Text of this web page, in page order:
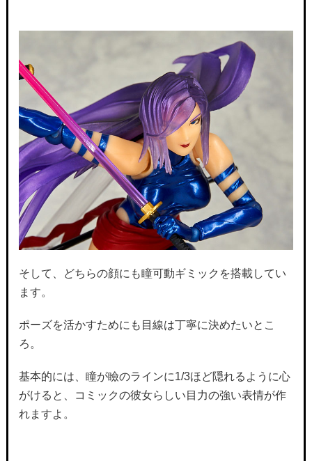
そして、どちらの顔にも瞳可動ギミックを搭載してい
ます。
ポーズを活かすためにも目線は丁寧に決めたいとこ
ろ。
基本的には、瞳が瞼のラインに1/3ほど隠れるように心
がけると、コミックの彼女らしい目力の強い表情が作
れますよ。